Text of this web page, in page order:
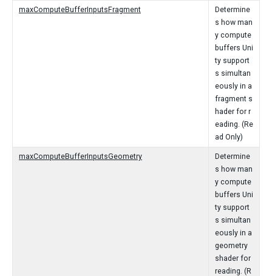
maxComputeBufferInputsFragment
Determine
s how man
y compute
buffers Uni
ty support
s simultan
eously in a
fragment s
hader for r
eading. (Re
ad Only)
maxComputeBufferInputsGeometry
Determine
s how man
y compute
buffers Uni
ty support
s simultan
eously in a
geometry
shader for
reading. (R